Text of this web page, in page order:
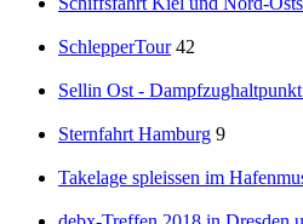
SchlepperTour 42
Sellin Ost -
Sternfahrt Hamburg 9
Takelage spleissen im